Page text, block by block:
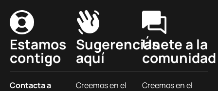
Estamos
contigo
Contacta a
Sugerencias
aquí
Creemos en el
Únete a la
comunidad
Creemos en el